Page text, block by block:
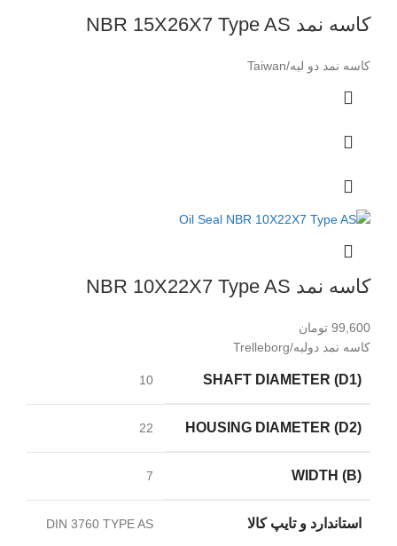
کاسه نمد NBR 15X26X7 Type AS
کاسه نمد دو لبه/Taiwan
کاسه نمد NBR 10X22X7 Type AS
99,600 تومان
کاسه نمد دولبه/Trelleborg
SHAFT DIAMETER (D1)
10
HOUSING DIAMETER (D2)
22
WIDTH (B)
7
استاندارد و تایپ کالا DIN 3760 TYPE AS